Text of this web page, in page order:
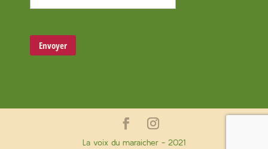
La voix du maraicher - 2021